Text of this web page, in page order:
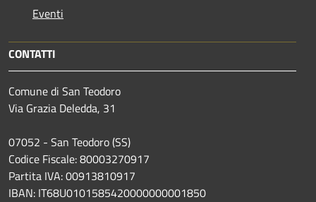
Eventi
CONTATTI
Comune di San Teodoro
Via Grazia Deledda, 31
07052 - San Teodoro (SS)
Codice Fiscale: 80003270917
Partita IVA: 00913810917
IBAN: IT68U0101585420000000001850